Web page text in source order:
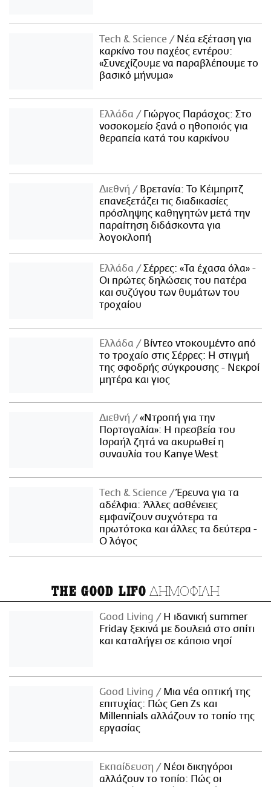
Τech & Science
Νέα εξέταση για
καρκίνο του παχέος εντέρου:
«Συνεχίζουμε να παραβλέπουμε το
βασικό μήνυμα»
Ελλάδα
Γιώργος Παράσχος: Στο
νοσοκομείο ξανά ο ηθοποιός για
θεραπεία κατά του καρκίνου
Διεθνή
Βρετανία: Το Κέιμπριτζ
επανεξετάζει τις διαδικασίες
πρόσληψης καθηγητών μετά την
παραίτηση διδάσκοντα για
λογοκλοπή
Ελλάδα
Σέρρες: «Τα έχασα όλα» -
Οι πρώτες δηλώσεις του πατέρα
και συζύγου των θυμάτων του
τροχαίου
Ελλάδα
Βίντεο ντοκουμέντο από
το τροχαίο στις Σέρρες: Η στιγμή
της σφοδρής σύγκρουσης - Νεκροί
μητέρα και γιος
Διεθνή
«Ντροπή για την
Πορτογαλία»: Η πρεσβεία του
Ισραήλ ζητά να ακυρωθεί η
συναυλία του Kanye West
Τech & Science
Έρευνα για τα
αδέλφια: Άλλες ασθένειες
εμφανίζουν συχνότερα τα
πρωτότοκα και άλλες τα δεύτερα -
Ο λόγος
THE GOOD LIFO ΔΗΜΟΦΙΛΗ
Good Living
Η ιδανική summer
Friday ξεκινά με δουλειά στο σπίτι
και καταλήγει σε κάποιο νησί
Good Living
Μια νέα οπτική της
επιτυχίας: Πώς Gen Zs και
Millennials αλλάζουν το τοπίο της
εργασίας
Εκπαίδευση
Νέοι δικηγόροι
αλλάζουν το τοπίο: Πώς οι